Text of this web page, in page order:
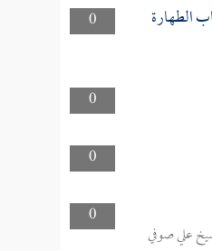
0
الطهارة
0
0
0
علي صوفي